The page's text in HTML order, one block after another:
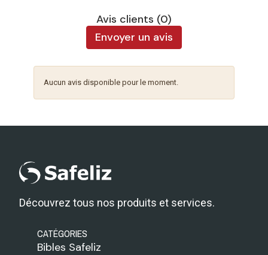
Avis clients (0)
Envoyer un avis
Aucun avis disponible pour le moment.
Découvrez tous nos produits et services.
CATÉGORIES
Bibles Safeliz